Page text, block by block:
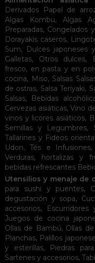
Derivados
Papel de
Algas Kombu, Algas
Preparadas, Congelados
Dorayakis caseros,
Sum, Dulces japoneses
Galletas, Otros dulces,
fresco, en pasta y en
cocina, Miso, Salsas
de ostras, Salsa Teriyaki,
Salsas, Bebidas
Cervezas asiáticas, Vino
vinos y licores asiáticos,
Semillas y Legumbres,
Tallarines y Fideos
Udon,Tés e Infusiones,
Verduras, hortalizas y
bebidas refrescantes
Utensilios y menaje de
para sushi y puentes,
degustación y sopa,
accesorios, Escurridores
Juegos de cocina
Ollas de Bambú, Ollas
Planchas, Palillos
y esterillas, Piedras
Sartenes y accesorios,